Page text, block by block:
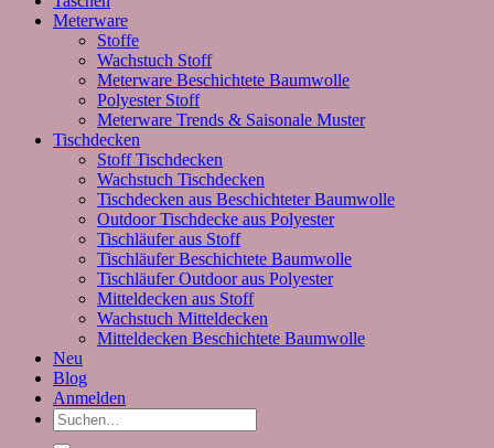
Meterware
Stoffe
Wachstuch Stoff
Meterware Beschichtete Baumwolle
Polyester Stoff
Meterware Trends & Saisonale Muster
Tischdecken
Stoff Tischdecken
Wachstuch Tischdecken
Tischdecken aus Beschichteter Baumwolle
Outdoor Tischdecke aus Polyester
Tischläufer aus Stoff
Tischläufer Beschichtete Baumwolle
Tischläufer Outdoor aus Polyester
Mitteldecken aus Stoff
Wachstuch Mitteldecken
Mitteldecken Beschichtete Baumwolle
Neu
Blog
Anmelden
Suchen
nach: